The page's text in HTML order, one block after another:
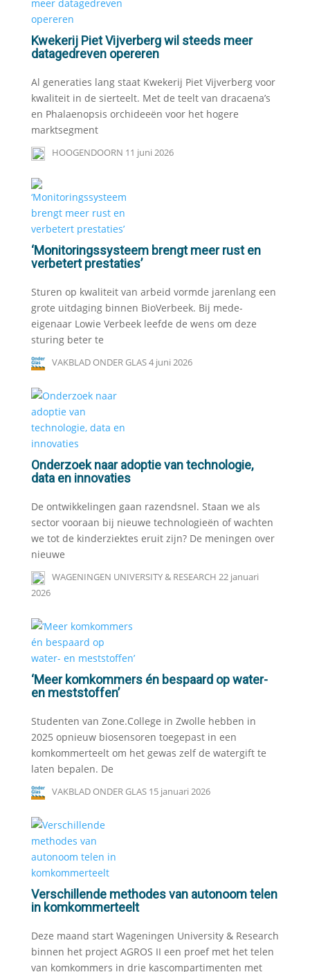
Kwekerij Piet Vijverberg wil steeds meer
datagedreven opereren
Al generaties lang staat Kwekerij Piet Vijverberg voor
kwaliteit in de sierteelt. Met de teelt van dracaena’s
en Phalaenopsis orchideeën voor het hogere
marktsegment
HOOGENDOORN 11 juni 2026
‘Monitoringssysteem brengt meer rust en
verbetert prestaties’
Sturen op kwaliteit van arbeid vormde jarenlang een
grote uitdaging binnen BioVerbeek. Bij mede-
eigenaar Lowie Verbeek leefde de wens om deze
sturing beter te
VAKBLAD ONDER GLAS4 juni 2026
Onderzoek naar adoptie van technologie,
data en innovaties
De ontwikkelingen gaan razendsnel. Staan we als
sector vooraan bij nieuwe technologieën of wachten
we tot de kinderziektes eruit zijn? De meningen over
nieuwe
WAGENINGEN UNIVERSITY & RESEARCH 22 januari
2026
‘Meer komkommers én bespaard op water-
en meststoffen’
Studenten van Zone.College in Zwolle hebben in
2025 opnieuw biosensoren toegepast in een
komkommerteelt om het gewas zelf de watergift te
laten bepalen. De
VAKBLAD ONDER GLAS 15 januari 2026
Verschillende methodes van autonoom telen
in komkommerteelt
Deze maand start Wageningen University & Research
binnen het project AGROS II een proef met het telen
van komkommers in drie kascompartimenten met